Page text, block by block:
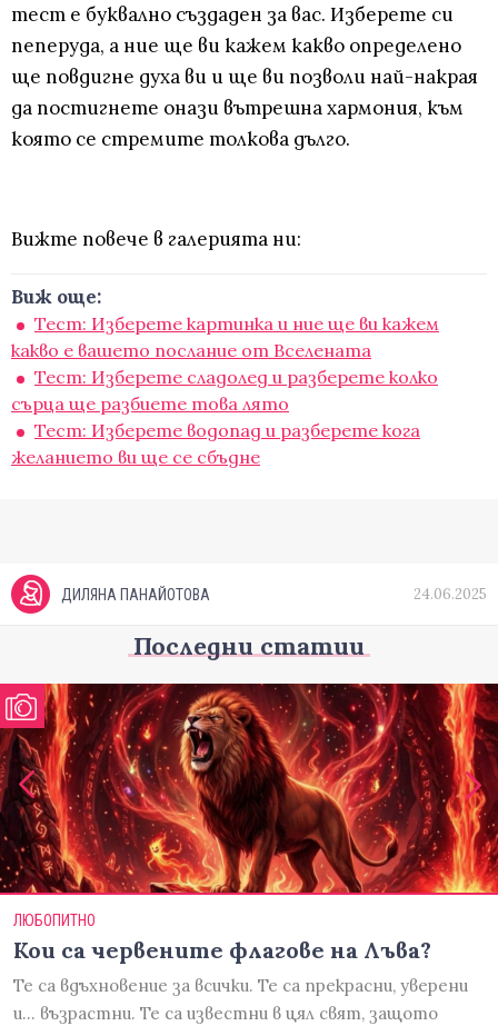
тест е буквално създаден за вас. Изберете си
пеперуда, а ние ще ви кажем какво определено
ще повдигне духа ви и ще ви позволи най-накрая
да постигнете онази вътрешна хармония, към
която се стремите толкова дълго.
Вижте повече в галерията ни:
Виж още:
Тест: Изберете картинка и ние ще ви кажем
какво е вашето послание от Вселената
Тест: Изберете сладолед и разберете колко
сърца ще разбиете това лято
Тест: Изберете водопад и разберете кога
желанието ви ще се сбъдне
ДИЛЯНА ПАНАЙОТОВА 24.06.2025
Последни статии
ЛЮБОПИТНО
Кои са червените флагове на Лъва?
Те са вдъхновение за всички. Те са прекрасни, уверени
и... възрастни. Те са известни в цял свят, защото